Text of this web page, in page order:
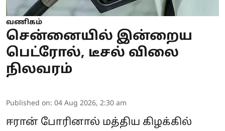
வணிகம்
சென்னையில் இன்றைய
பெட்ரோல், டீசல் விலை
நிலவரம்
Published on: 04 Aug 2026, 2:30 am
ஈரான் போரினால் மத்திய கிழக்கில்